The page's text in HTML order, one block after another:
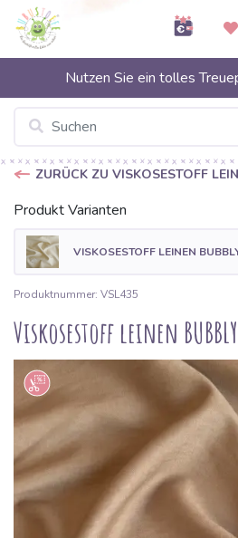
Nutzen Sie ein tolles
ZURÜCK ZU VISKOSESTOFF
Produkt Varianten
VISKOSESTOFF LEINEN
Produktnummer: VSL435
Viskosestoff leinen